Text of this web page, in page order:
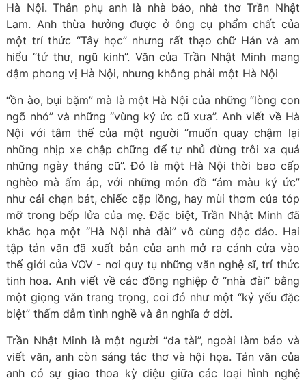
Hà Nội. Thân phụ anh là nhà báo, nhà thơ Trần Nhật
Lam. Anh thừa hưởng được ở ông cụ phẩm chất của
một trí thức “Tây học” nhưng rất thạo chữ Hán và am
hiểu “tứ thư, ngũ kinh”. Văn của Trần Nhật Minh mang
đậm phong vị Hà Nội, nhưng không phải một Hà Nội
“ồn ào, bụi bặm” mà là một Hà Nội của những “lòng con
ngõ nhỏ” và những “vùng ký ức cũ xưa”. Anh viết về Hà
Nội với tâm thế của một người “muốn quay chậm lại
những nhịp xe chập chững để tự nhủ đừng trôi xa quá
những ngày tháng cũ”. Đó là một Hà Nội thời bao cấp
nghèo mà ấm áp, với những món đồ “ám màu ký ức”
như cái chạn bát, chiếc cặp lồng, hay mùi thơm của tóp
mỡ trong bếp lửa của mẹ. Đặc biệt, Trần Nhật Minh đã
khắc họa một “Hà Nội nhà đài” vô cùng độc đáo. Hai
tập tản văn đã xuất bản của anh mở ra cánh cửa vào
thế giới của VOV - nơi quy tụ những văn nghệ sĩ, trí thức
tinh hoa. Anh viết về các đồng nghiệp ở “nhà đài” bằng
một giọng văn trang trọng, coi đó như một “kỷ yếu đặc
biệt” thấm đẫm tình nghề và ân nghĩa ở đời.
Trần Nhật Minh là một người “đa tài”, ngoài làm báo và
viết văn, anh còn sáng tác thơ và hội họa. Tản văn của
anh có sự giao thoa kỳ diệu giữa các loại hình nghệ